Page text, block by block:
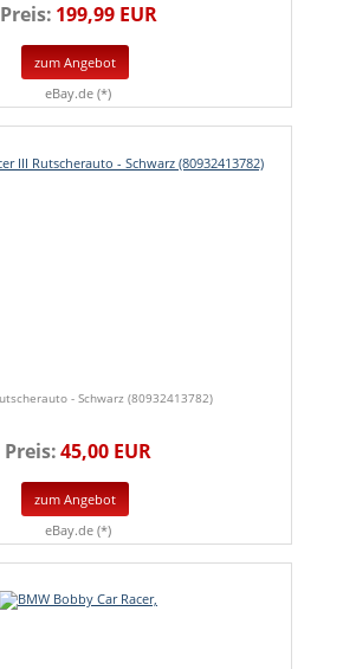
Preis: 199,99 EUR
zum Angebot
eBay.de (*)
- Schwarz (80932413782)
Preis:45,00 EUR
zum Angebot
eBay.de (*)